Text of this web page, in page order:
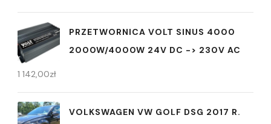
PRZETWORNICA VOLT SINUS 4000
2000W/4000W 24V DC -> 230V AC
1 142,00zł
VOLKSWAGEN VW GOLF DSG 2017 R.